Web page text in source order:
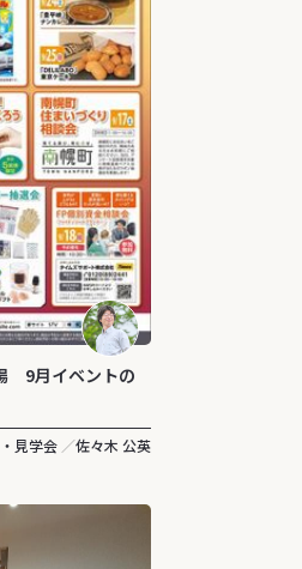
9月イベントの
見学会 佐々木 公英